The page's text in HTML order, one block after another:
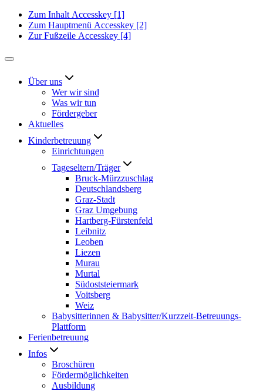
Zum Inhalt Accesskey [1]
Zum Hauptmenü Accesskey [2]
Zur Fußzeile Accesskey [4]
Über uns
Wer wir sind
Was wir tun
Fördergeber
Aktuelles
Kinderbetreuung
Einrichtungen
Tageseltern/Träger
Bruck-Mürzzuschlag
Deutschlandsberg
Graz-Stadt
Graz Umgebung
Hartberg-Fürstenfeld
Leibnitz
Leoben
Liezen
Murau
Murtal
Südoststeiermark
Voitsberg
Weiz
Babysitterinnen & Babysitter/Kurzzeit-Betreuungs-
Plattform
Ferienbetreuung
Infos
Broschüren
Fördermöglichkeiten
Ausbildung